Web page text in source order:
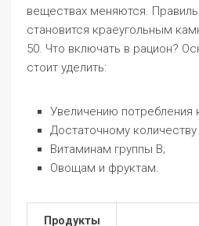
веществах меняются.
становится краеугольным
50. Что включать в рацион?
стоит уделить:
Увеличению потребления
Достаточному количеству
Витаминам группы B;
Овощам и фруктам.
Продукты